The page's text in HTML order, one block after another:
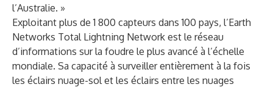
l’Australie. »
Exploitant plus de 1 800 capteurs dans 100 pays, l’Earth
Networks Total Lightning Network est le réseau
d’informations sur la foudre le plus avancé à l’échelle
mondiale. Sa capacité à surveiller entièrement à la fois
les éclairs nuage-sol et les éclairs entre les nuages